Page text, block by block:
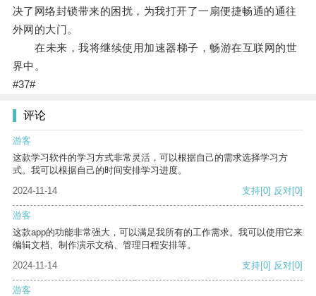
决了网络封锁带来的困扰，为我打开了一扇便捷畅通的通往
外网的大门。
在未来，我将继续使用加速器梯子，畅游在互联网的世
界中。
#37#
评论
游客
这款学习软件的学习方式非常灵活，可以根据自己的需求选择学习方
式。我可以根据自己的时间安排学习进度。
2024-11-14
支持[0] 反对[0]
游客
这款app的功能非常强大，可以满足我所有的工作需求。我可以使用它来
编辑文档、制作演示文稿、管理日程安排等。
2024-11-14
支持[0] 反对[0]
游客